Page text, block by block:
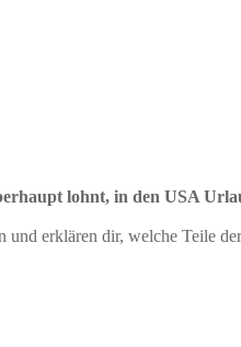
lohnt, in den USA
erklären dir, welche Teile